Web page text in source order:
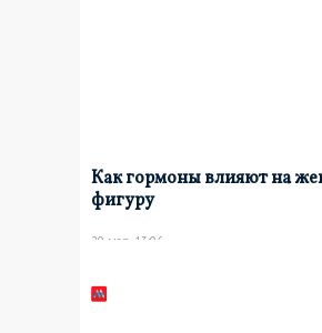
Как гормоны влияют на
фигуру
20 мар, 13:06